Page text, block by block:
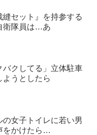
縫セット』を持参する
衛隊員は…あ
バクしてる」立体駐車
ようとしたら
の女子トイレに若い男
をかけたら…